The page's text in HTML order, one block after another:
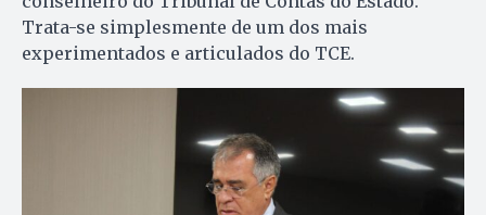
Trata-se simplesmente de um dos mais
experimentados e articulados do TCE.